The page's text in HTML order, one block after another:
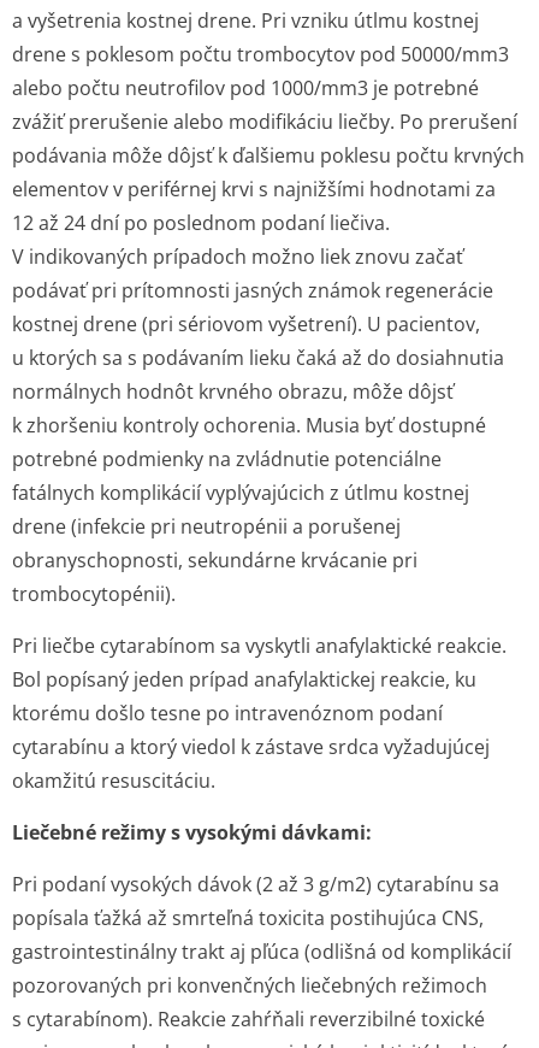
a vyšetrenia kostnej drene. Pri vzniku útlmu kostnej
drene s poklesom počtu trombocytov pod 50000/mm3
alebo počtu neutrofilov pod 1000/mm3 je potrebné
zvážiť prerušenie alebo modifikáciu liečby. Po prerušení
podávania môže dôjsť k ďalšiemu poklesu počtu krvných
elementov v periférnej krvi s najnižšími hodnotami za
12 až 24 dní po poslednom podaní liečiva.
V indikovaných prípadoch možno liek znovu začať
podávať pri prítomnosti jasných známok regenerácie
kostnej drene (pri sériovom vyšetrení). U pacientov,
u ktorých sa s podávaním lieku čaká až do dosiahnutia
normálnych hodnôt krvného obrazu, môže dôjsť
k zhoršeniu kontroly ochorenia. Musia byť dostupné
potrebné podmienky na zvládnutie potenciálne
fatálnych komplikácií vyplývajúcich z útlmu kostnej
drene (infekcie pri neutropénii a porušenej
obranyschopnosti, sekundárne krvácanie pri
trombocytopénii).
Pri liečbe cytarabínom sa vyskytli anafylaktické reakcie.
Bol popísaný jeden prípad anafylaktickej reakcie, ku
ktorému došlo tesne po intravenóznom podaní
cytarabínu a ktorý viedol k zástave srdca vyžadujúcej
okamžitú resuscitáciu.
Liečebné režimy s vysokými dávkami:
Pri podaní vysokých dávok (2 až 3 g/m2) cytarabínu sa
popísala ťažká až smrteľná toxicita postihujúca CNS,
gastrointestinálny trakt aj pľúca (odlišná od komplikácií
pozorovaných pri konvenčných liečebných režimoch
s cytarabínom). Reakcie zahŕňali reverzibilné toxické